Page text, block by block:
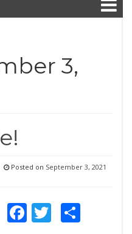
3,
Posted on September 3, 2021
Facebook
TwitterShare